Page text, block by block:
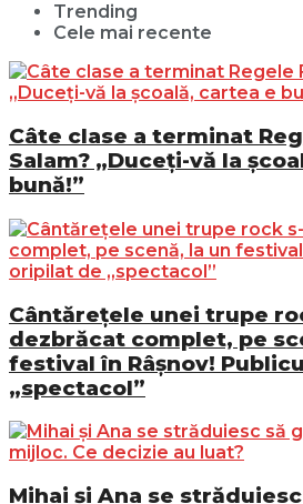
Trending
Cele mai recente
Câte clase a terminat
Salam? „Duceți-vă la
bună!”
Cântărețele unei trupe
dezbrăcat complet, pe
festival în Râșnov!
„spectacol”
Mihai și Ana se